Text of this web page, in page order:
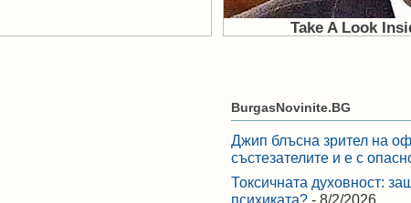
BurgasNovinite.BG
Джип блъсна зрител на
състезателите и е с
Токсичната духовност: